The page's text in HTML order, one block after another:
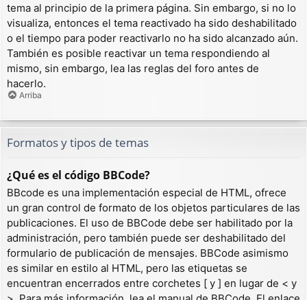
tema al principio de la primera página. Sin embargo, si no lo
visualiza, entonces el tema reactivado ha sido deshabilitado
o el tiempo para poder reactivarlo no ha sido alcanzado aún.
También es posible reactivar un tema respondiendo al
mismo, sin embargo, lea las reglas del foro antes de
hacerlo.
Arriba
Formatos y tipos de temas
¿Qué es el código BBCode?
BBcode es una implementación especial de HTML, ofrece
un gran control de formato de los objetos particulares de las
publicaciones. El uso de BBCode debe ser habilitado por la
administración, pero también puede ser deshabilitado del
formulario de publicación de mensajes. BBCode asimismo
es similar en estilo al HTML, pero las etiquetas se
encuentran encerrados entre corchetes [ y ] en lugar de < y